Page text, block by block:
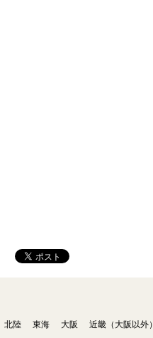
北陸 東海 大阪 近畿（大阪以外）